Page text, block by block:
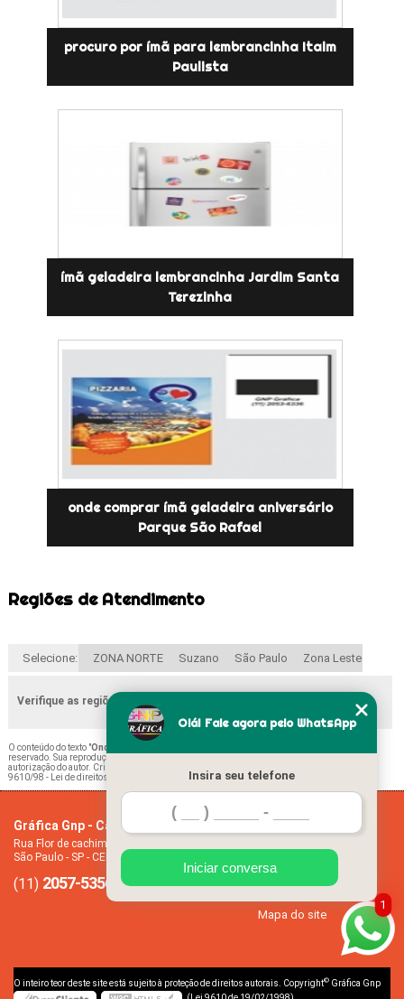
procuro por ímã para lembrancinha Itaim
Paulista
ímã geladeira lembrancinha Jardim Santa
Terezinha
onde comprar ímã geladeira aniversário
Parque São Rafael
Regiões de Atendimento
Selecione: ZONA NORTE Suzano São Paulo Zona Leste
Verifique as regiões que atendemos
O conteúdo do texto "Onde Comprar ímã de Geladeira Chá de Bebe Belém
reservado. Sua reprodução, parcial ou total, mesmo citando nossos links, é proibida sem a
autorização do autor. Crime de violação de direito autoral – artigo 184 do Código Penal –
9610/98 - Lei de direitos autorais
Gráfica Gnp - Cartão de visita
Rua Flor de cachimbo, 274 - Jardim Santana
São Paulo - SP - CEP: 08050-040
(11) 2057-5356 (11)94612-2445
Missão
Mapa do site
O inteiro teor deste site está sujeito à proteção de direitos autorais. Copyright© Gráfica Gnp
1
Olá! Fale agora pelo WhatsApp
Insira seu telefone
Iniciar conversa